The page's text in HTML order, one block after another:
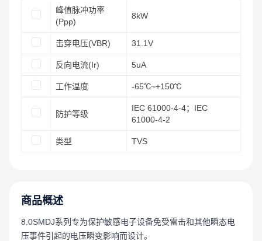
峰值脉冲功率
(Ppp)
8kW
击穿电压(VBR) 31.1V
反向电流(Ir) 5uA
工作温度 -65℃~+150℃
防护等级
IEC 61000-4-4；IEC
61000-4-2
类型 TVS
商品概述
8.0SMDJ系列专为保护敏感电子设备免受雷击和其他瞬态电
压事件引起的电压瞬变影响而设计。